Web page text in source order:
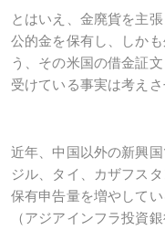
とはいえ、金廃貨を主
公的金を保有し、しか
う、その米国の借金証
受けている事実は考えさ
近年、中国以外の新興
ジル、タイ、カザフス
保有申告量を増やして
（アジアインフラ投資